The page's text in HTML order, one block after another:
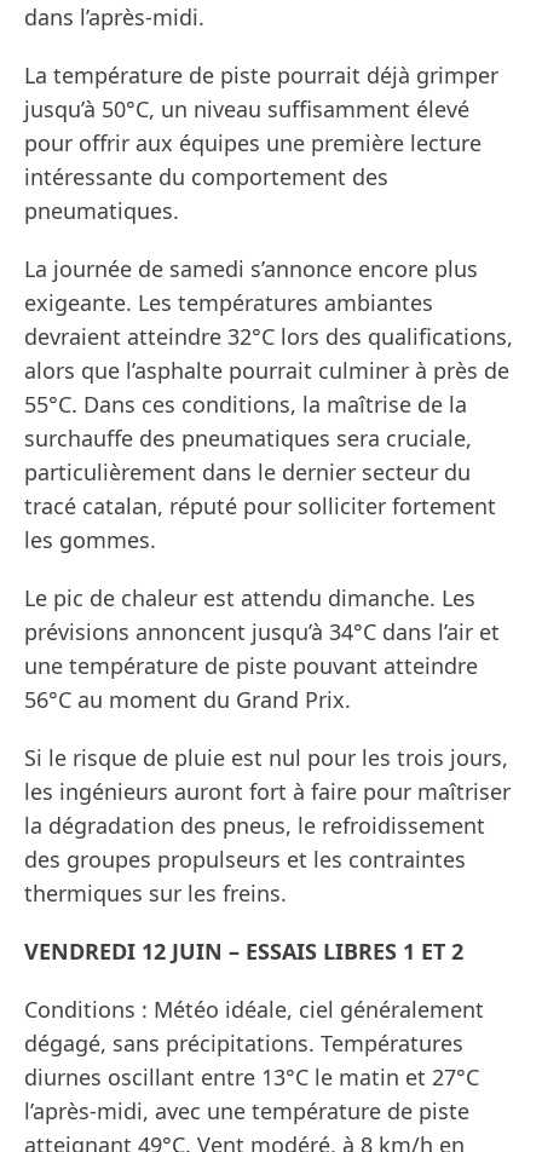
dans l’après-midi.
La température de piste pourrait déjà grimper
jusqu’à 50°C, un niveau suffisamment élevé
pour offrir aux équipes une première lecture
intéressante du comportement des
pneumatiques.
La journée de samedi s’annonce encore plus
exigeante. Les températures ambiantes
devraient atteindre 32°C lors des qualifications,
alors que l’asphalte pourrait culminer à près de
55°C. Dans ces conditions, la maîtrise de la
surchauffe des pneumatiques sera cruciale,
particulièrement dans le dernier secteur du
tracé catalan, réputé pour solliciter fortement
les gommes.
Le pic de chaleur est attendu dimanche. Les
prévisions annoncent jusqu’à 34°C dans l’air et
une température de piste pouvant atteindre
56°C au moment du Grand Prix.
Si le risque de pluie est nul pour les trois jours,
les ingénieurs auront fort à faire pour maîtriser
la dégradation des pneus, le refroidissement
des groupes propulseurs et les contraintes
thermiques sur les freins.
VENDREDI 12 JUIN – ESSAIS LIBRES 1 ET 2
Conditions : Météo idéale, ciel généralement
dégagé, sans précipitations. Températures
diurnes oscillant entre 13°C le matin et 27°C
l’après-midi, avec une température de piste
atteignant 49°C. Vent modéré, à 8 km/h en